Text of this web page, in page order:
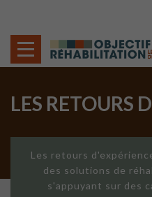
LES RETOURS
Les retours
des solutions de
s'appuyant sur des